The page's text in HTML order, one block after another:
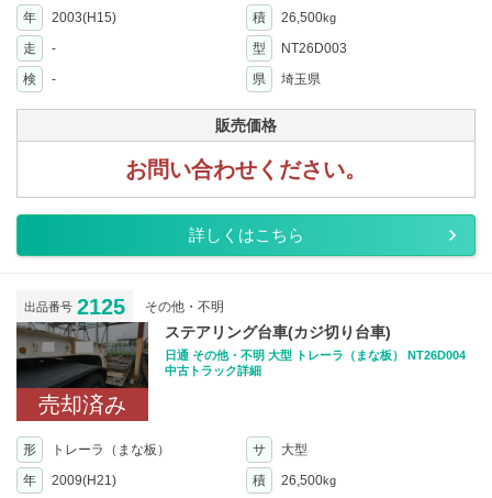
年
2003(H15) 積 26,500kg
走 - 型
NT26D003
検
- 県 埼玉県
販売価格
お問い合わせください。
詳しくはこちら
出品番号 2125 その他・不明
売却済み
ステアリング台車(カジ切り台車)
日通 その他・不明 大型 トレーラ（まな板） NT26D004
中古トラック詳細
形 トレーラ（まな板） サ
大型
年
2009(H21) 積 26,500kg